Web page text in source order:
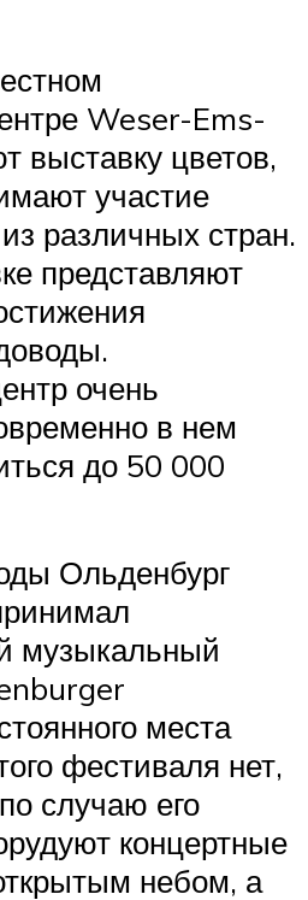
Weser-Ems-
выставку цветов,
участие
различных стран.
представляют
очень
в нем
до 50 000
Ольденбург
музыкальный
места
фестиваля нет,
случаю его
концертные
небом, а